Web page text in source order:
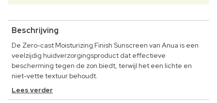
Beschrijving
De Zero-cast Moisturizing Finish Sunscreen van Anua is een
veelzijdig huidverzorgingsproduct dat effectieve
bescherming tegen de zon biedt, terwijl het een lichte en
niet-vette textuur behoudt.
Lees verder